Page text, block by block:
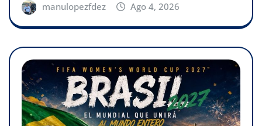
manulopezfdez Ago 4, 2026